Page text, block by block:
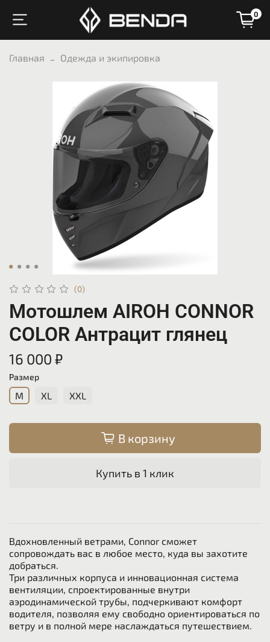
0
Главная Одежда и экипировка
(0)
Мотошлем AIROH CONNOR
COLOR Антрацит глянец
16 000 ₽
Размер
M XL XXL
В корзину
Купить в 1 клик
Вдохновленный ветрами, Connor сможет
сопровождать вас в любое место, куда вы захотите
добраться.
Три различных корпуса и инновационная система
вентиляции, спроектированные внутри
аэродинамической трубы, подчеркивают комфорт
водителя, позволяя ему свободно ориентироваться по
ветру и в полной мере наслаждаться путешествием.